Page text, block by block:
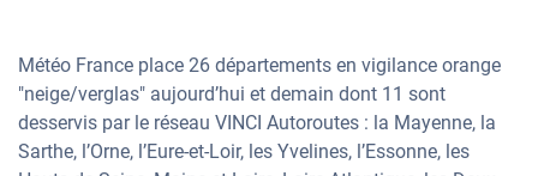
Météo France place 26 départements en vigilance orange
"neige/verglas" aujourd’hui et demain dont 11 sont
desservis par le réseau VINCI Autoroutes : la Mayenne, la
Sarthe, l’Orne, l’Eure-et-Loir, les Yvelines, l’Essonne, les